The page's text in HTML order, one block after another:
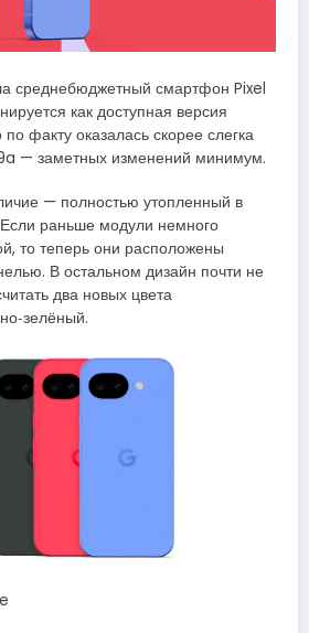
среднебюджетный смартфон Pixel
как доступная версия
факту оказалась скорее слегка
— заметных изменений минимум.
— полностью утопленный в
раньше модули немного
то теперь они расположены
В остальном дизайн почти не
два новых цвета